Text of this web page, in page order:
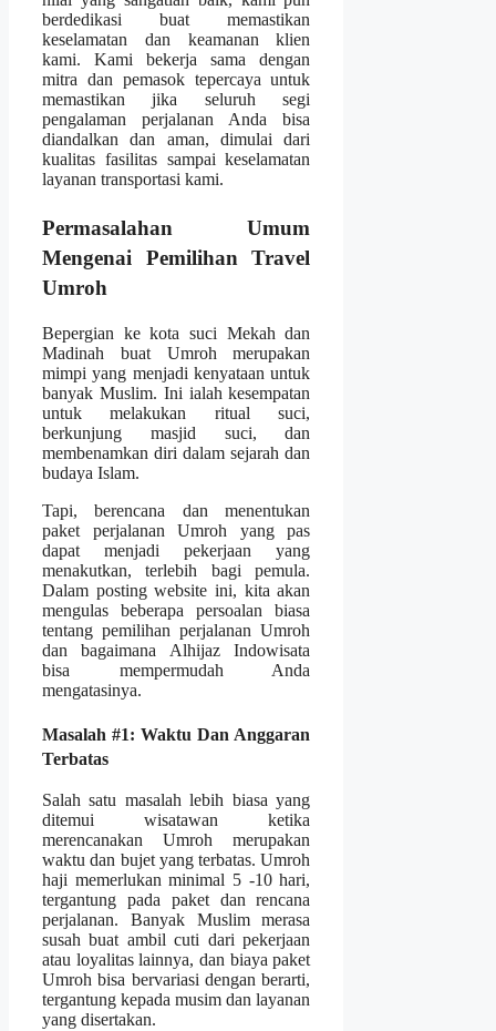
berdedikasi buat memastikan
keselamatan dan keamanan klien
kami. Kami bekerja sama dengan
mitra dan pemasok tepercaya untuk
memastikan jika seluruh segi
pengalaman perjalanan Anda bisa
diandalkan dan aman, dimulai dari
kualitas fasilitas sampai keselamatan
layanan transportasi kami.
Permasalahan Umum
Mengenai Pemilihan Travel
Umroh
Bepergian ke kota suci Mekah dan
Madinah buat Umroh merupakan
mimpi yang menjadi kenyataan untuk
banyak Muslim. Ini ialah kesempatan
untuk melakukan ritual suci,
berkunjung masjid suci, dan
membenamkan diri dalam sejarah dan
budaya Islam.
Tapi, berencana dan menentukan
paket perjalanan Umroh yang pas
dapat menjadi pekerjaan yang
menakutkan, terlebih bagi pemula.
Dalam posting website ini, kita akan
mengulas beberapa persoalan biasa
tentang pemilihan perjalanan Umroh
dan bagaimana Alhijaz Indowisata
bisa mempermudah Anda
mengatasinya.
Masalah #1: Waktu Dan Anggaran
Terbatas
Salah satu masalah lebih biasa yang
ditemui wisatawan ketika
merencanakan Umroh merupakan
waktu dan bujet yang terbatas. Umroh
haji memerlukan minimal 5 -10 hari,
tergantung pada paket dan rencana
perjalanan. Banyak Muslim merasa
susah buat ambil cuti dari pekerjaan
atau loyalitas lainnya, dan biaya paket
Umroh bisa bervariasi dengan berarti,
tergantung kepada musim dan layanan
yang disertakan.